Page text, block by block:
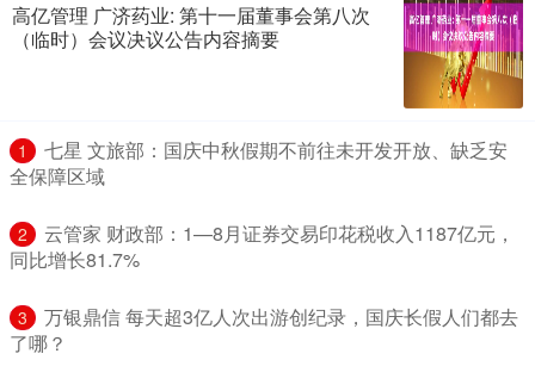
高亿管理 广济药业: 第十一届董事会第八次
（临时）会议决议公告内容摘要
1
​七星 文旅部：国庆中秋假期不前往未开发开放、缺乏安
全保障区域
2
​云管家 财政部：1—8月证券交易印花税收入1187亿元，
同比增长81.7%
3
​万银鼎信 每天超3亿人次出游创纪录，国庆长假人们都去
了哪？